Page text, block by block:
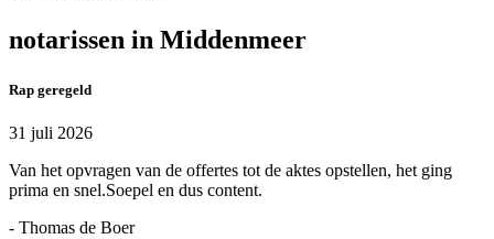
notarissen in Middenmeer
Rap geregeld
31 juli 2026
Van het opvragen van de offertes tot de aktes opstellen, het ging
prima en snel.Soepel en dus content.
- Thomas de Boer